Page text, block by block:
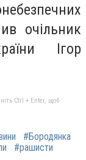
очільник
Ігор
Ctrl + Enter, щоб
#Бородянка
#рашисти